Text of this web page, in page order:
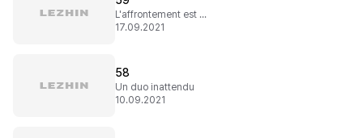
L'affrontement est proche
17.09.2021
58
Un duo inattendu
10.09.2021